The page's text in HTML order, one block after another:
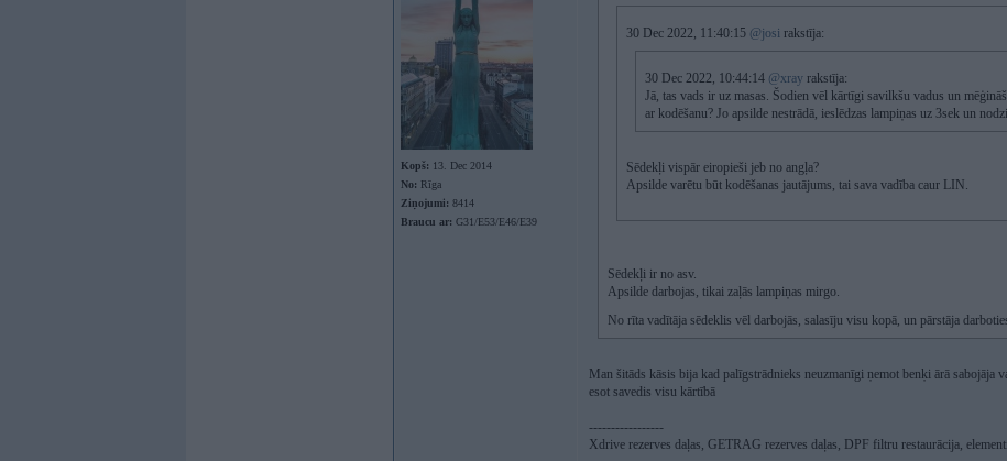
Kopš: 13. Dec 2014
No: Rīga
Ziņojumi: 8414
Braucu ar: G31/E53/E46/E39
30 Dec 2022, 11:40:15 @josi rakstīja:
30 Dec 2022, 10:44:14 @xray rakstīja:
Jā, tas vads ir uz masas. Šodien vēl kārtīgi savilkšu vadus un
ar kodēšanu? Jo apsilde nestrādā, ieslēdzas lampiņas uz 3sek un
Sēdekļi vispār eiropieši jeb no angļa?
Apsilde varētu būt kodēšanas jautājums, tai sava vadība caur LIN.
Sēdekļi ir no asv.
Apsilde darbojas, tikai zaļās lampiņas mirgo.
No rīta vadītāja sēdeklis vēl darbojās, salasīju visu kopā, un pārstāja
Man šitāds kāsis bija kad palīgstrādnieks neuzmanīgi ņemot benķi ārā sabojāja
esot savedis visu kārtībā
-----------------
Xdrive rezerves daļas, GETRAG rezerves daļas, DPF filtru restaurācija,